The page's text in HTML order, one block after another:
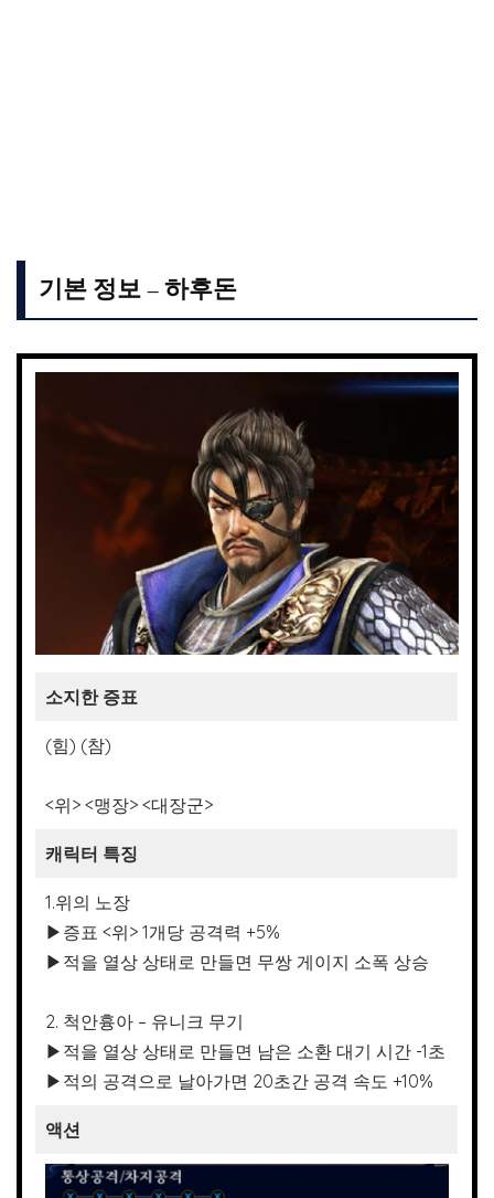
기본 정보 – 하후돈
소지한 증표
(힘) (참)
<위> <맹장> <대장군>
캐릭터 특징
1.위의 노장
▶증표 <위> 1개당 공격력 +5%
▶적을 열상 상태로 만들면 무쌍 게이지 소폭 상승
2. 척안흉아 – 유니크 무기
▶적을 열상 상태로 만들면 남은 소환 대기 시간 -1초
▶적의 공격으로 날아가면 20초간 공격 속도 +10%
액션